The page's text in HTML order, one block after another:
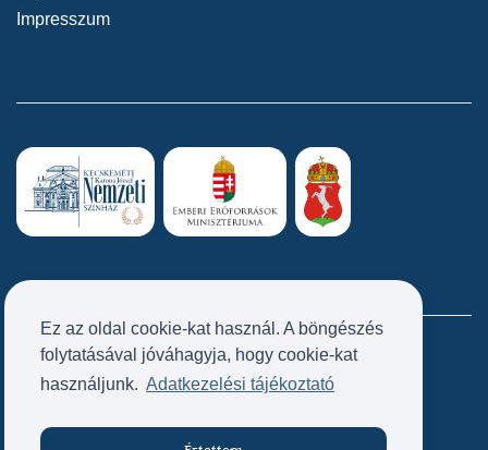
Ez az oldal cookie-kat használ. A böngészés
folytatásával jóváhagyja, hogy cookie-kat
használjunk. Adatkezelési tájékoztató
Impresszum
Próbatábla